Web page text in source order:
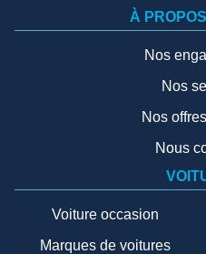
À
Nos
Nos
Nos
Nous
Voiture occasion
Marques de voitures